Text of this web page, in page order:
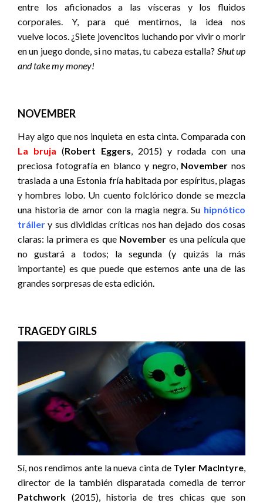
entre los aficionados a las vísceras y los fluidos
corporales. Y, para qué mentirnos, la idea nos
vuelve locos. ¿Siete jovencitos luchando por vivir o morir
en un juego donde, si no matas, tu cabeza estalla? Shut up
and take my money!
NOVEMBER
Hay algo que nos inquieta en esta cinta. Comparada con
La bruja (Robert Eggers , 2015) y rodada con una
preciosa fotografía en blanco y negro, November nos
traslada a una Estonia fría habitada por espíritus, plagas
y hombres lobo. Un cuento folclórico donde se mezcla
una historia de amor con la magia negra. Su hipnótico
tráiler y sus divididas críticas nos han dejado dos cosas
claras: la primera es que November es una película que
no gustará a todos; la segunda (y quizás la más
importante) es que puede que estemos ante una de las
grandes sorpresas de esta edición.
TRAGEDY GIRLS
Sí, nos rendimos ante la nueva cinta de Tyler MacIntyre
director de la también disparatada comedia de terror
Patchwork (2015), historia de tres chicas que son